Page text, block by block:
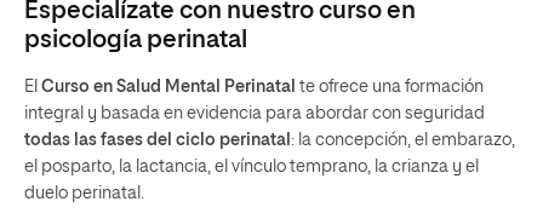
Especialízate con nuestro curso en
psicología perinatal
El Curso en Salud Mental Perinatal te ofrece una formación
integral y basada en evidencia para abordar con seguridad
todas las fases del ciclo perinatal : la concepción, el embarazo,
el posparto, la lactancia, el vínculo temprano, la crianza y el
duelo perinatal.